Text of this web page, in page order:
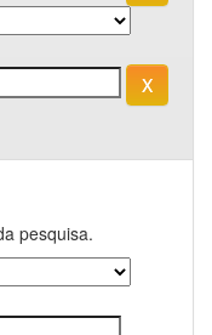
pesquisa.